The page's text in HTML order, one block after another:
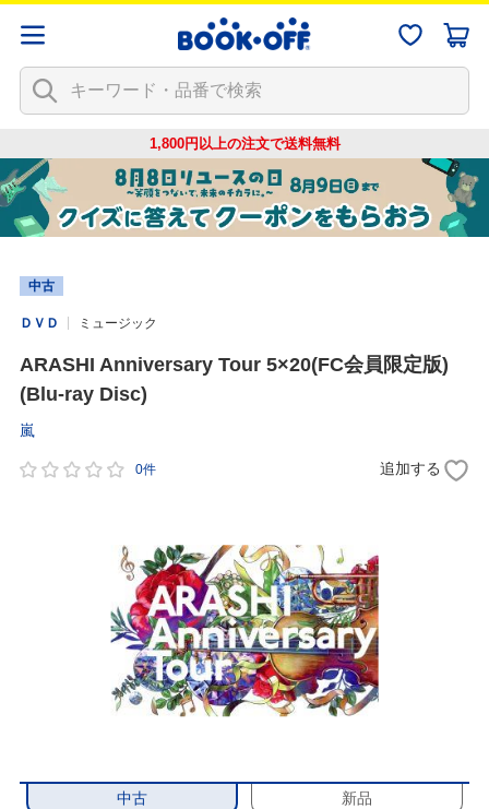
1,800円以上の注文で送料無料
中古
ＤＶＤ ミュージック
ARASHI Anniversary Tour 5×20(FC会員限定版)
(Blu-ray Disc)
嵐
0件 追加する
中古 新品